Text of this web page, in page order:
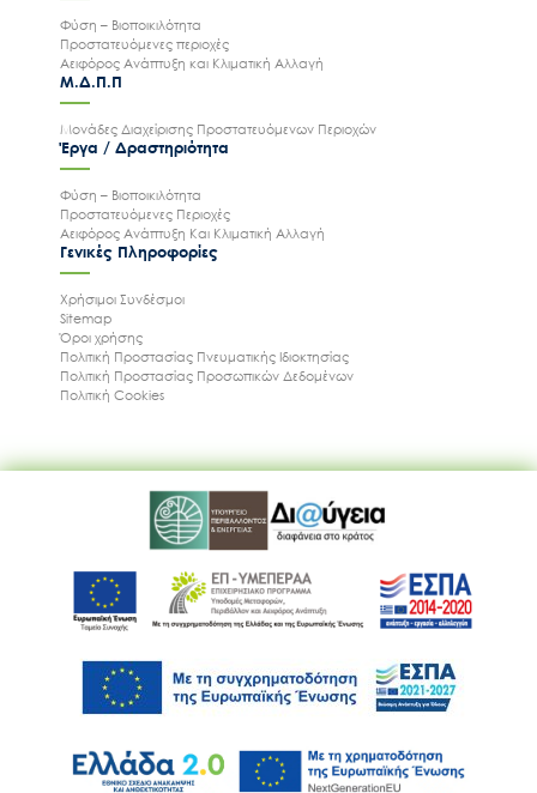
Ακολουθήστε μας
Φύση – Βιοποικιλότητα
Προστατευόμενες περιοχές
Αειφόρος Ανάπτυξη και Κλιματική Αλλαγή
Μ.Δ.Π.Π
Μονάδες Διαχείρισης Προστατευόμενων Περιοχών
Έργα / Δραστηριότητα
Φύση – Βιοποικιλότητα
Προστατευόμενες Περιοχές
Αειφόρος Ανάπτυξη Και Κλιματική Αλλαγή
Γενικές Πληροφορίες
Χρήσιμοι Συνδέσμοι
Sitemap
Όροι χρήσης
Πολιτική Προστασίας Πνευματικής Ιδιοκτησίας
Πολιτική Προστασίας Προσωπικών Δεδομένων
Πολιτική Cookies